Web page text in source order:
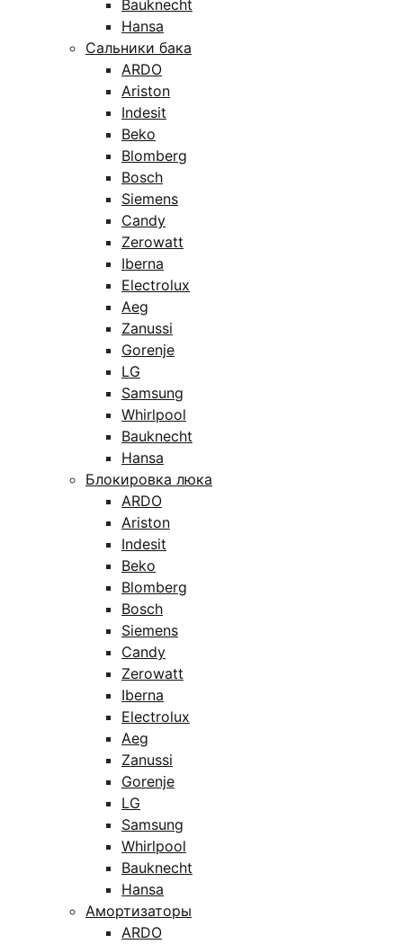
Bauknecht
Hansa
Сальники бака
ARDO
Ariston
Indesit
Beko
Blomberg
Bosch
Siemens
Candy
Zerowatt
Iberna
Electrolux
Aeg
Zanussi
Gorenje
LG
Samsung
Whirlpool
Bauknecht
Hansa
Блокировка люка
ARDO
Ariston
Indesit
Beko
Blomberg
Bosch
Siemens
Candy
Zerowatt
Iberna
Electrolux
Aeg
Zanussi
Gorenje
LG
Samsung
Whirlpool
Bauknecht
Hansa
Амортизаторы
ARDO